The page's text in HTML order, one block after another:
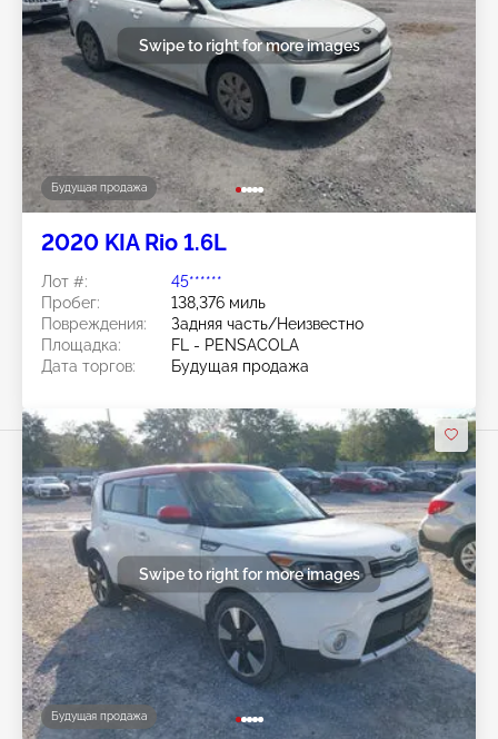
Будущая продажа
Swipe to right for more images
2020 KIA Rio 1.6L
Лот #:
45******
Пробег:
138,376 миль
Повреждения:
Задняя часть/Неизвестно
Площадка:
FL - PENSACOLA
Дата торгов:
Будущая продажа
Будущая продажа
Swipe to right for more images